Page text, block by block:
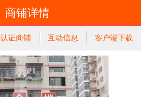
商铺详情
认证商铺 互动信息 客户端下载